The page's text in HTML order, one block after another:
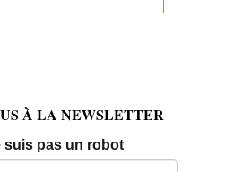
À LA NEWSLETTER
suis pas un robotEmail